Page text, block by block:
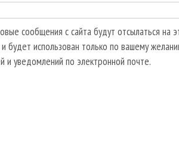
сообщения с сайта будут отсылаться на
будет использован только по вашему
и уведомлений по электронной почте.